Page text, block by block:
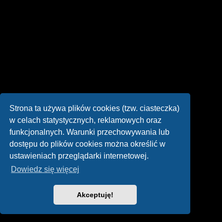
Strona ta używa plików cookies (tzw. ciasteczka)
w celach statystycznych, reklamowych oraz
funkcjonalnych. Warunki przechowywania lub
dostępu do plików cookies można określić w
ustawieniach przeglądarki internetowej.
Dowiedz się więcej
Akceptuję!